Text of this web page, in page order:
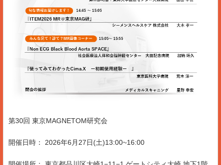
第30回 東京MAGNETOM研究会
開催日時： 2026年6月27日(土)13:00~16:00